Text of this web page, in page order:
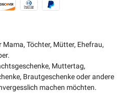
Töchter, Mütter, Ehefrau,
Muttertag,
Brautgeschenke oder andere
machen möchten.